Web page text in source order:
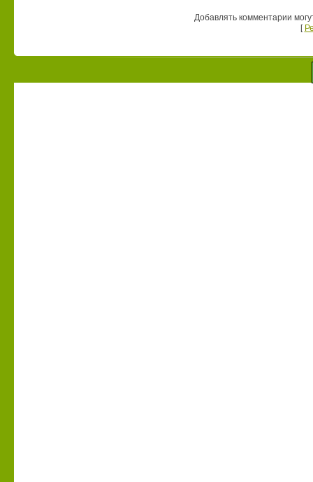
Добавлять комментарии
[